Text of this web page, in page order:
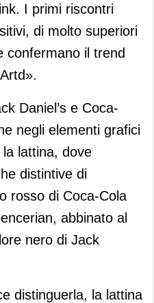
I primi riscontri
di molto superiori
confermano il trend
Daniel’s e Coca-
negli elementi grafici
lattina, dove
distintive di
rosso di Coca-Cola
abbinato al
nero di Jack
distinguerla, la lattina